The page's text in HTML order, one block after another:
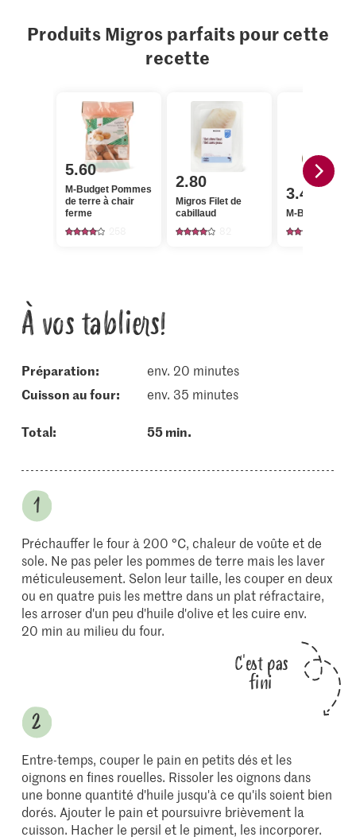
Produits Migros parfaits pour cette
recette
5.60
M-Budget Pommes
de terre à chair
ferme
2.80
Migros Filet de
cabillaud
3.40
M-Budget
À vos tabliers!
Préparation:
env. 20 minutes
cuisson au four:
env. 35 minutes
Total: 55 min.
Préchauffer le four à 200 °C, chaleur de voûte et de
sole. Ne pas peler les pommes de terre mais les laver
méticuleusement. Selon leur taille, les couper en deux
ou en quatre puis les mettre dans un plat réfractaire,
les arroser d'un peu d'huile d'olive et les cuire env.
20 min au milieu du four.
C'est pas
fini
Entre-temps, couper le pain en petits dés et les
oignons en fines rouelles. Rissoler les oignons dans
une bonne quantité d'huile jusqu'à ce qu'ils soient bien
dorés. Ajouter le pain et poursuivre brièvement la
cuisson. Hacher le persil et le piment, les incorporer.